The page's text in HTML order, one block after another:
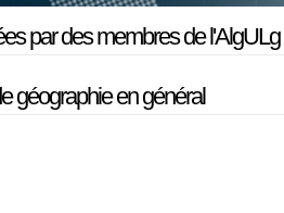
par des membres de l'AlgULg
géographie en général